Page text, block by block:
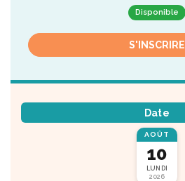
Disponible
S'INSCRIRE
Date
AOÛT
10
LUNDI
2026